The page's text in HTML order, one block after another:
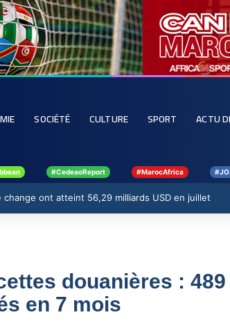
SOCIÉTÉ CULTURE SPORT ACTU
#CedeaoReport #MarocAfrica
change ont atteint 56,29 milliards USD en juillet
douanières :
en 7 mois